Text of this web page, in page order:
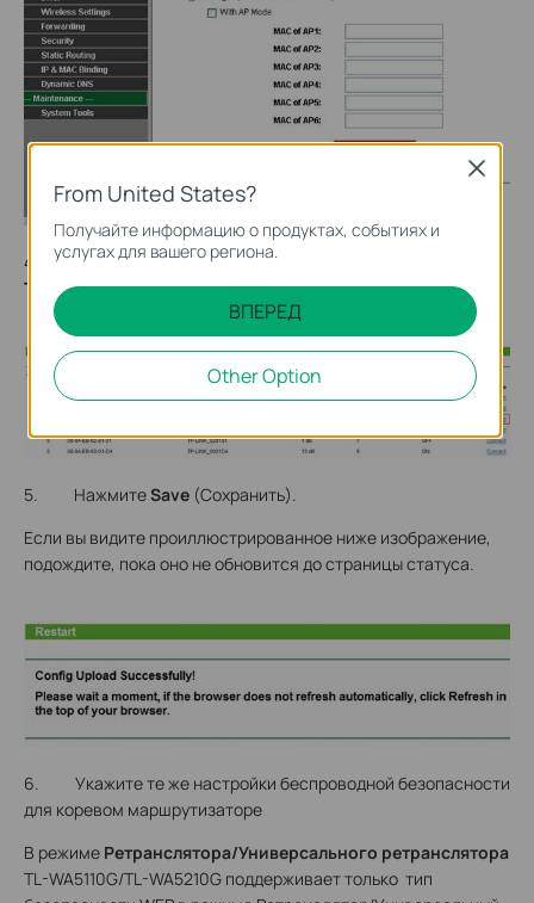
4. Найдите SSID корневого маршрутизатора в
ТД
, нажмитеConnect(Соединение).
5. НажмитеSave (Сохранить).
Если вы видите проиллюстрированное ниже изображение,
подождите, пока оно не обновится до страницы статуса.
6. Укажите те же настройки беспроводной безопасности
для коревом маршрутизаторе
В режиме Ретранслятора/Универсального ретранслятора
ТL-WA5110G/TL-WA5210G поддерживает только тип
From United States?
Получайте информацию о продуктах, событиях и
услугах для вашего региона.
ВПЕРЕД
Other Option
Close